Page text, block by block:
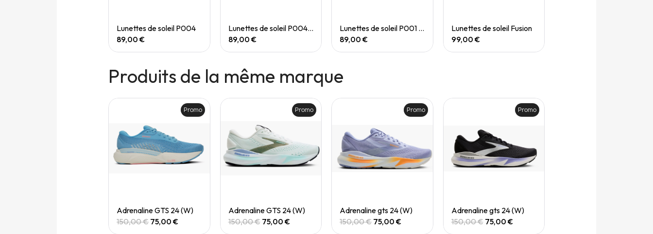
Quick View
Lunettes de soleil P004
89,00 €
Quick View
Lunettes de soleil P004 Small
89,00 €
Quick View
Lunettes de soleil P001 Small
89,00 €
Quick View
Lunettes de soleil Fusion
99,00 €
Produits de la même marque
Quick View
Promo
Adrenaline GTS 24 (W)
150,00 € 75,00 €
Quick View
Promo
Adrenaline GTS 24 (W)
150,00 € 75,00 €
Quick View
Promo
Adrenaline gts 24 (W)
150,00 € 75,00 €
Quick View
Promo
Adrenaline gts 24 (W)
150,00 € 75,00 €